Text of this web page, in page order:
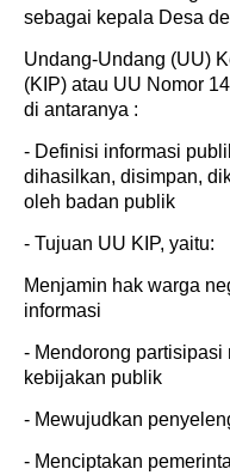
sebagai kepala Desa
Undang-Undang (UU)
(KIP) atau UU Nomor
di antaranya :
- Definisi informasi
dihasilkan, disimpan,
oleh badan publik
- Tujuan UU KIP, yaitu:
Menjamin hak warga
informasi
- Mendorong
kebijakan publik
- Mewujudkan
- Menciptakan